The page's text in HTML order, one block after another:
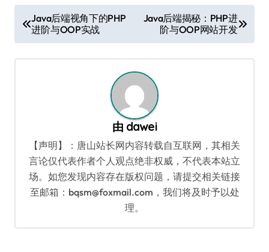
章
导
Java后端视角下的PHP
进阶与OOP实战
Java后端揭秘：PHP进
阶与OOP网站开发
由 dawei
【声明】：唐山站长网内容转载自互联网，其相关
言论仅代表作者个人观点绝非权威，不代表本站立
场。如您发现内容存在版权问题，请提交相关链接
至邮箱：bqsm@foxmail.com，我们将及时予以处
理。